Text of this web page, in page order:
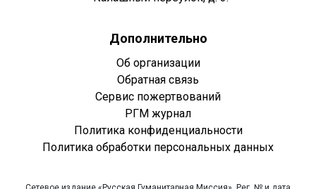
Дополнительно
Об организации
Обратная связь
Сервис пожертвований
РГМ журнал
Политика конфиденциальности
Политика обработки персональных данных